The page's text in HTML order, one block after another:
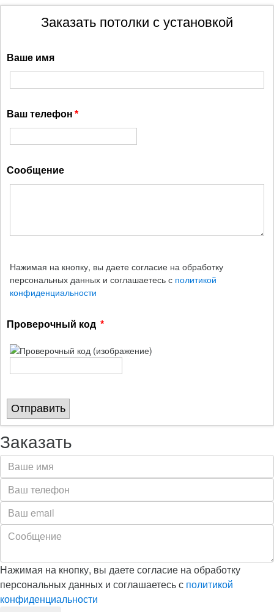
Заказать потолки с установкой
Ваше имя
Ваш телефон
Сообщение
Нажимая на кнопку, вы даете согласие на обработку
персональных данных и соглашаетесь с политикой
конфиденциальности
Проверочный код
Отправить
Заказать
Нажимая на кнопку, вы даете согласие на обработку
персональных данных и соглашаетесь с политикой
конфиденциальности